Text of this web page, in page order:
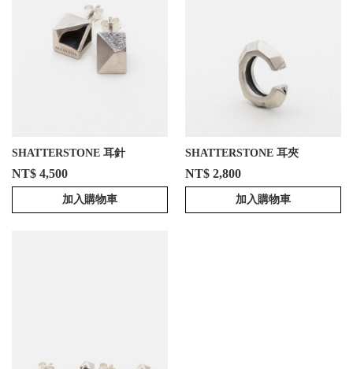
SHATTERSTONE 耳針
NT$ 4,500
加入購物車
SHATTERSTONE 耳夾
NT$ 2,800
加入購物車